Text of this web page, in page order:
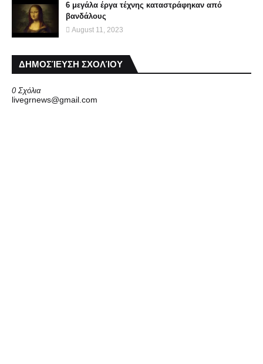
6 μεγάλα έργα τέχνης καταστράφηκαν από
βανδάλους
August 11, 2023
ΔΗΜΟΣΊΕΥΣΗ ΣΧΟΛΊΟΥ
0 Σχόλια
livegrnews@gmail.com